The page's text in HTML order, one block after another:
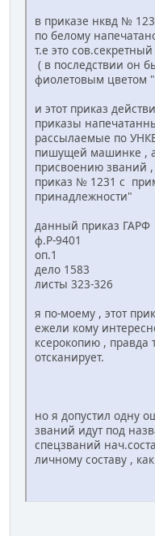
в приказе нквд №
по белому
т.е это
( в последствии он
фиолетовым цветом
и этот приказ
приказы
рассылаемые по
пишущей машинке ,
присвоению званий
приказ № 1231 с
принадлежности"
данный приказ ГАРФ
ф.Р-9401
оп.1
дело 1583
листы 323-326
я по-моему , этот
ежели кому
ксерокопию , правда
отсканирует.
но я допустил одну
званий идут под
спецзваний
личному составу ,